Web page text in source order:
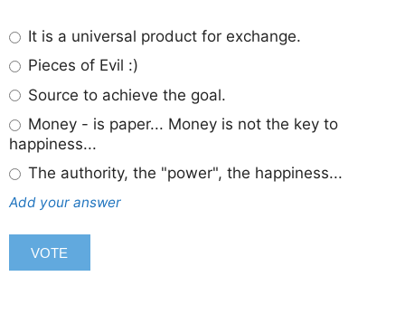
It is a universal product for exchange.
Pieces of Evil :)
Source to achieve the goal.
Money - is paper... Money is not the key to
happiness...
The authority, the "power", the happiness...
Add your answer